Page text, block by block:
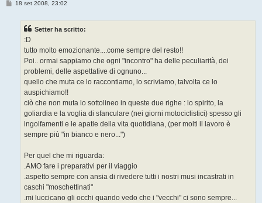
M18 set 2008, 23:02
Setter ha scritto:
:D
tutto molto emozionante....come sempre del resto!!
Poi.. ormai sappiamo che ogni "incontro" ha delle peculiarità, dei
problemi, delle aspettative di ognuno...
quello che muta ce lo raccontiamo, lo scriviamo, talvolta ce lo
auspichiamo!!
ciò che non muta lo sottolineo in queste due righe : lo spirito, la
goliardia e la voglia di sfanculare (nei giorni motociclistici) spesso gli
ingolfamenti e le apatie della vita quotidiana, (per molti il lavoro è
sempre più "in bianco e nero...")
Per quel che mi riguarda:
.AMO fare i preparativi per il viaggio
.aspetto sempre con ansia di rivedere tutti i nostri musi incastrati in
caschi "moschettinati"
.mi luccicano gli occhi quando vedo che i "vecchi" ci sono sempre...